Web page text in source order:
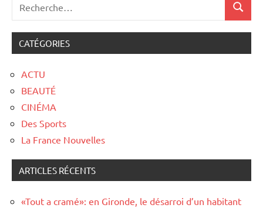
CATÉGORIES
ACTU
BEAUTÉ
CINÉMA
Des Sports
La France Nouvelles
ARTICLES RÉCENTS
«Tout a cramé»: en Gironde, le désarroi d’un habitant